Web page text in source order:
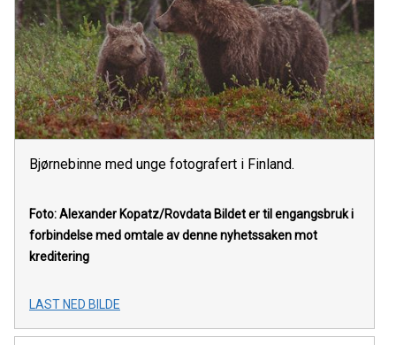
Bjørnebinne med unge fotografert i Finland.
Foto: Alexander Kopatz/Rovdata Bildet er til engangsbruk i
forbindelse med omtale av denne nyhetssaken mot
kreditering
LAST NED BILDE